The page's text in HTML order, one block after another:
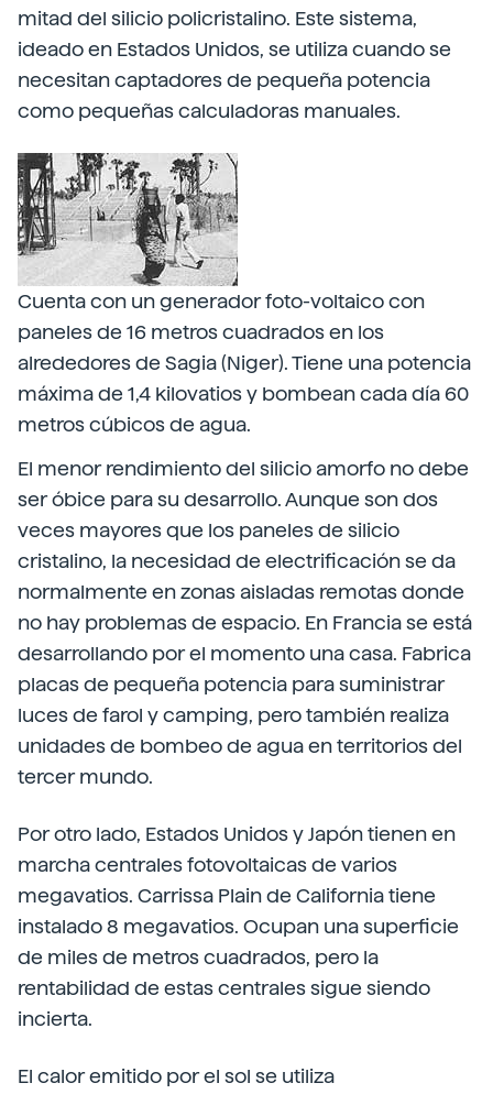
mitad del silicio policristalino. Este sistema,
ideado en Estados Unidos, se utiliza cuando se
necesitan captadores de pequeña potencia
como pequeñas calculadoras manuales.
Cuenta con un generador foto-voltaico con
paneles de 16 metros cuadrados en los
alrededores de Sagia (Niger). Tiene una potencia
máxima de 1,4 kilovatios y bombean cada día 60
metros cúbicos de agua.
El menor rendimiento del silicio amorfo no debe
ser óbice para su desarrollo. Aunque son dos
veces mayores que los paneles de silicio
cristalino, la necesidad de electrificación se da
normalmente en zonas aisladas remotas donde
no hay problemas de espacio. En Francia se está
desarrollando por el momento una casa. Fabrica
placas de pequeña potencia para suministrar
luces de farol y camping, pero también realiza
unidades de bombeo de agua en territorios del
tercer mundo.
Por otro lado, Estados Unidos y Japón tienen en
marcha centrales fotovoltaicas de varios
megavatios. Carrissa Plain de California tiene
instalado 8 megavatios. Ocupan una superficie
de miles de metros cuadrados, pero la
rentabilidad de estas centrales sigue siendo
incierta.
El calor emitido por el sol se utiliza